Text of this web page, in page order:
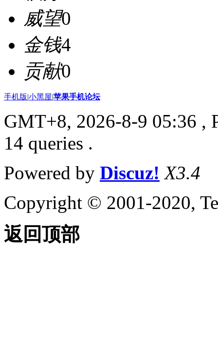
威望0
金钱4
贡献0
手机版|小黑屋|苹果手机论坛
GMT+8, 2026-8-9 05:36 ,
14 queries .
Powered by Discuz! X3.4
Copyright © 2001-2020,
返回顶部